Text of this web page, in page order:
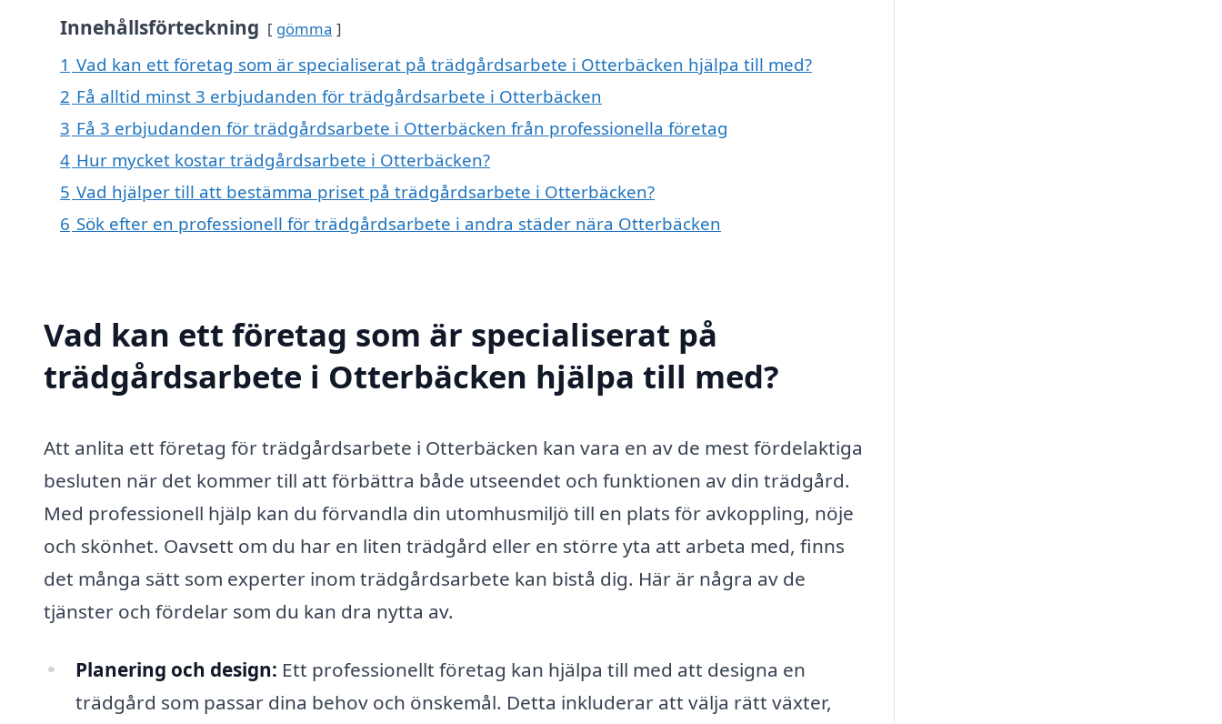
Innehållsförteckning gömma
1 Vad kan ett företag som är specialiserat på trädgårdsarbete i Otterbäcken hjälpa till med?
2 Få alltid minst 3 erbjudanden för trädgårdsarbete i Otterbäcken
3 Få 3 erbjudanden för trädgårdsarbete i Otterbäcken från professionella företag
4 Hur mycket kostar trädgårdsarbete i Otterbäcken?
5 Vad hjälper till att bestämma priset på trädgårdsarbete i Otterbäcken?
6 Sök efter en professionell för trädgårdsarbete i andra städer nära Otterbäcken
Vad kan ett företag som är specialiserat på
trädgårdsarbete i Otterbäcken hjälpa till med?
Att anlita ett företag för trädgårdsarbete i Otterbäcken kan vara en av de mest fördelaktiga
besluten när det kommer till att förbättra både utseendet och funktionen av din trädgård.
Med professionell hjälp kan du förvandla din utomhusmiljö till en plats för avkoppling, nöje
och skönhet. Oavsett om du har en liten trädgård eller en större yta att arbeta med, finns
det många sätt som experter inom trädgårdsarbete kan bistå dig. Här är några av de
tjänster och fördelar som du kan dra nytta av.
Planering och design: Ett professionellt företag kan hjälpa till med att designa en
trädgård som passar dina behov och önskemål. Detta inkluderar att välja rätt växter,